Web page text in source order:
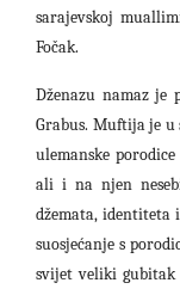
sarajevskoj
Fočak.
Dženazu namaz je
Grabus. Muftija je u
ulemanske
ali i na njen
džemata, identiteta
suosjećanje s
svijet veliki gubitak